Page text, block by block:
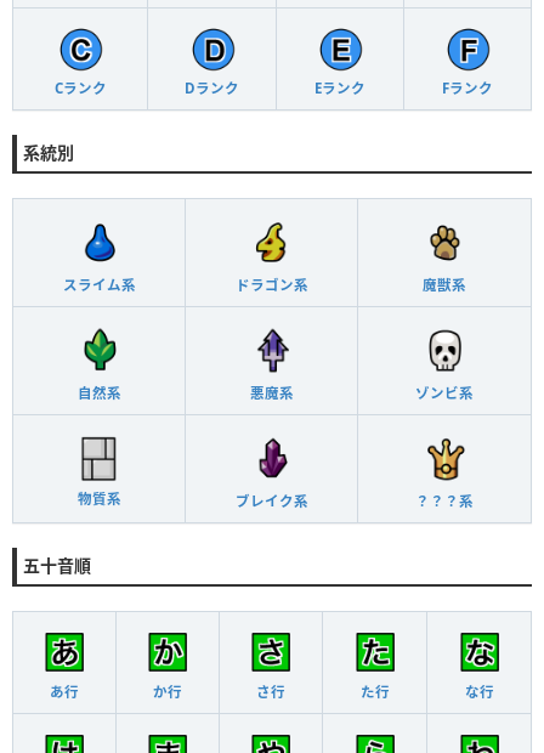
Cランク Dランク Eランク Fランク
系統別
スライム系 ドラゴン系 魔獣系
自然系 悪魔系 ゾンビ系
物質系 ブレイク系 ？？？系
五十音順
あ行 か行 さ行 た行 な行